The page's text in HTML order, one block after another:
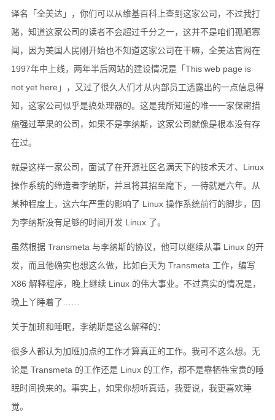
译名「全美达」，你们可以从维基百科上查到这家公司，不过我打
赌，知道这家公司的读者不会超过千分之一，这并不是咱们孤陋寡
闻，因为美国人民刚开始也不知道这家公司在干嘛，全美达官网在
1997年中上线，两年半后网站的建设情况是「This web page is
not yet here」，又过了很久人们才从内部员工透露出的一点信息得
知，这家公司似乎是搞处理器的。这是我所知道的唯一一家保密措
施强过苹果的公司，如果不是李纳斯，这家公司就像是根本没有存
在过。
就是这样一家公司，面试了在开源社区名满天下的技术天才、Linux
操作系统的缔造者李纳斯，并且将其招至麾下，一待就是六年。从
某种程度上，这六年严重的影响了 Linux 操作系统前行的脚步，因
为李纳斯没有足够的时间开发 Linux 了。
虽然根据 Transmeta 与李纳斯的协议，他可以继续从事 Linux 的开
发，而且他确实也想这么做，比如白天为 Transmeta 工作，编写
X86 解释程序，晚上继续 Linux 的伟大事业。不过真实的情况是，
晚上丫睡着了……
关于加班和睡眠，李纳斯是这么解释的：
很多人都认为加班加点的工作才算真正的工作。我可不这么想。无
论是 Transmeta 的工作还是 Linux 的工作，都不是靠牺牲宝贵的睡
眠时间换来的。事实上，如果你想听真话，我要说，我更喜欢睡
觉。